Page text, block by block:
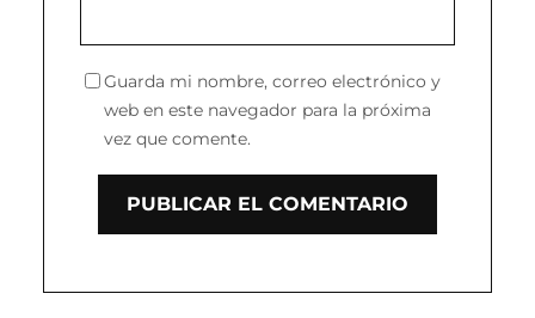
Guarda mi nombre, correo electrónico y
web en este navegador para la próxima
vez que comente.